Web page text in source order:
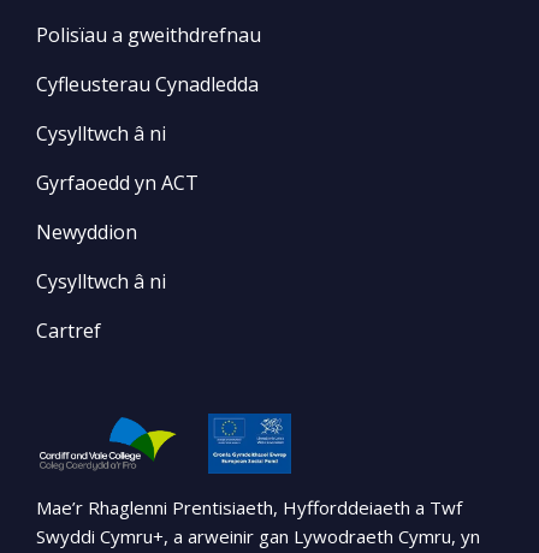
Polisïau a gweithdrefnau
Cyfleusterau Cynadledda
Cysylltwch â ni
Gyrfaoedd yn ACT
Newyddion
Cysylltwch â ni
Cartref
Mae’r Rhaglenni Prentisiaeth, Hyfforddeiaeth a Twf
Swyddi Cymru+, a arweinir gan Lywodraeth Cymru, yn